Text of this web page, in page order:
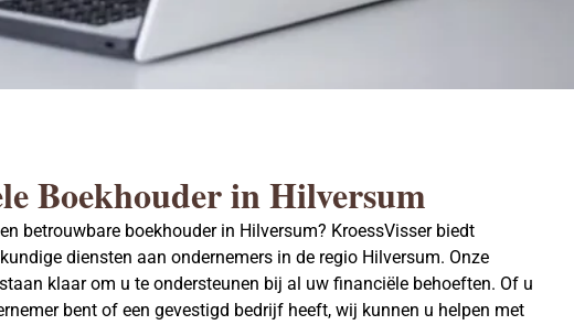
Boekhouder in Hilversum
betrouwbare boekhouder in Hilversum? KroessVisser biedt
diensten aan ondernemers in de regio Hilversum. Onze
staan klaar om u te ondersteunen bij al uw financiële behoeften. Of u
bent of een gevestigd bedrijf heeft, wij kunnen u helpen met